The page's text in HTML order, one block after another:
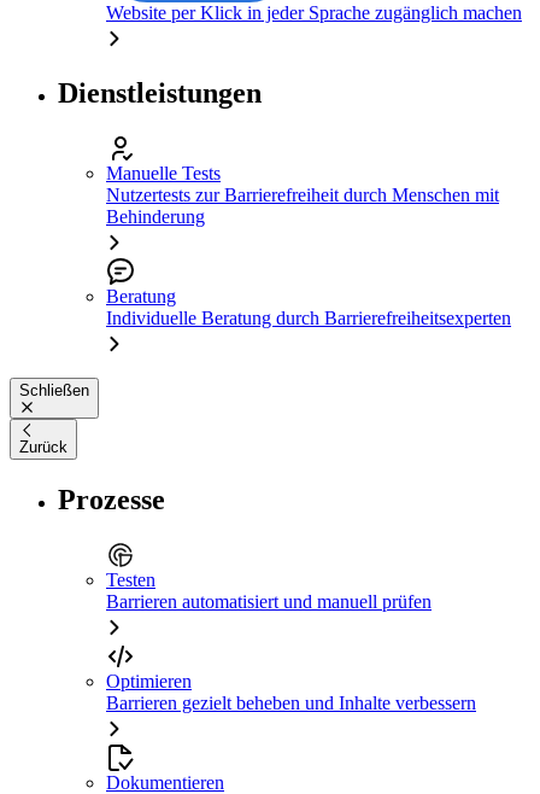
Website per Klick in jeder Sprache zugänglich machen
Dienstleistungen
Manuelle Tests
Nutzertests zur Barrierefreiheit durch Menschen mit
Behinderung
Beratung
Individuelle Beratung durch Barrierefreiheitsexperten
Schließen
Zurück
Prozesse
Testen
Barrieren automatisiert und manuell prüfen
Optimieren
Barrieren gezielt beheben und Inhalte verbessern
Dokumentieren